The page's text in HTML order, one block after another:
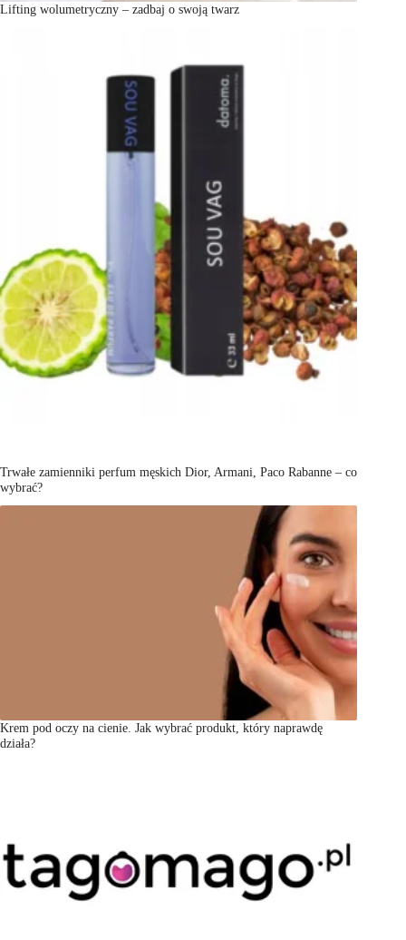
Lifting wolumetryczny – zadbaj o swoją twarz
Trwałe zamienniki perfum męskich Dior, Armani, Paco Rabanne – co
wybrać?
Krem pod oczy na cienie. Jak wybrać produkt, który naprawdę
działa?